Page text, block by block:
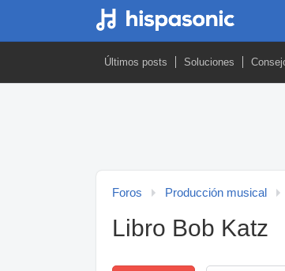
Últimos posts Soluciones
Foros Producción musical
Libro Bob Katz